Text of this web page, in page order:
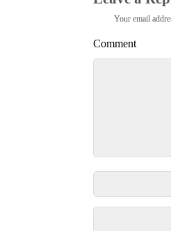
Your email
Comment